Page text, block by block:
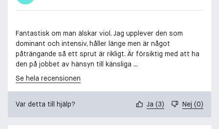
Fantastisk om man älskar viol. Jag upplever den som
dominant och intensiv, håller länge men är något
påträngande så ett sprut är rikligt. Är försiktig med att ha
den på jobbet av hänsyn till känsliga ...
Se hela recensionen
Var detta till hjälp? Ja (3) Nej (0)